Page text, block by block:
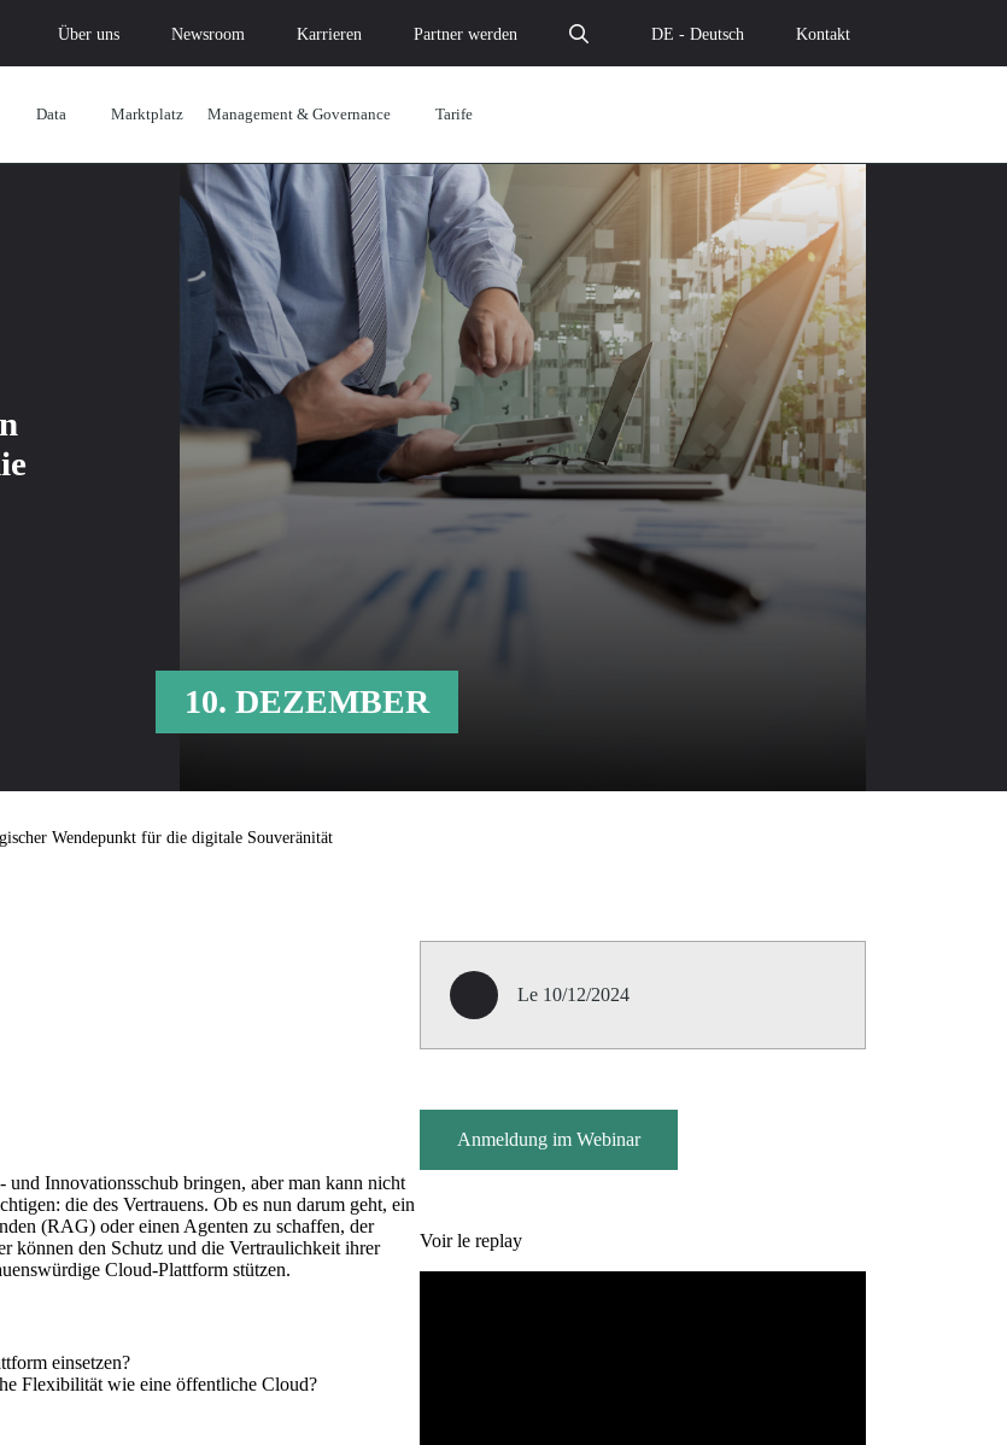
Über uns Newsroom Karrieren Partner werden DE - Deutsch Kontakt
Data Marktplatz Management & Governance Tarife
10. DEZEMBER
Wendepunkt für die digitale Souveränität
Innovationsschub bringen, aber man kann nicht
die des Vertrauens. Ob es nun darum geht, ein
(RAG) oder einen Agenten zu schaffen, der
können den Schutz und die Vertraulichkeit ihrer
Cloud-Plattform stützen.
einsetzen?
Flexibilität wie eine öffentliche Cloud?
Le 10/12/2024
Anmeldung im Webinar
Voir le replay